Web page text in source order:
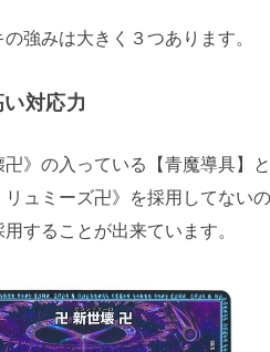
強みは大きく３つあります。
対応力
卍》の入っている【青魔導具
ュミーズ卍》を採用してない
することが出来ています。